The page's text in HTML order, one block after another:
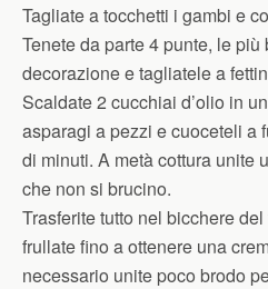
Tagliate a tocchetti i gambi e
Tenete da parte 4 punte, le
decorazione e tagliatele a
Scaldate 2 cucchiai d’olio in
asparagi a pezzi e cuoceteli a
di minuti. A metà cottura unite
che non si brucino.
Trasferite tutto nel bicchere
frullate fino a ottenere una
necessario unite poco brodo